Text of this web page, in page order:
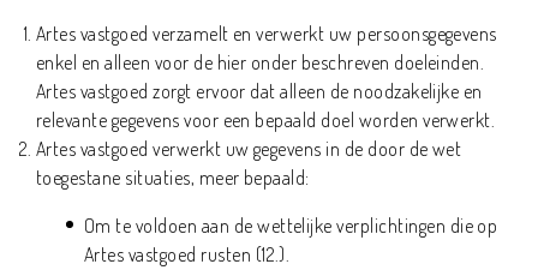
Artes vastgoed verzamelt en verwerkt uw persoonsgegevens
enkel en alleen voor de hier onder beschreven doeleinden.
Artes vastgoed zorgt ervoor dat alleen de noodzakelijke en
relevante gegevens voor een bepaald doel worden verwerkt.
Artes vastgoed verwerkt uw gegevens in de door de wet
toegestane situaties, meer bepaald:
Om te voldoen aan de wettelijke verplichtingen die op
Artes vastgoed rusten (12.).